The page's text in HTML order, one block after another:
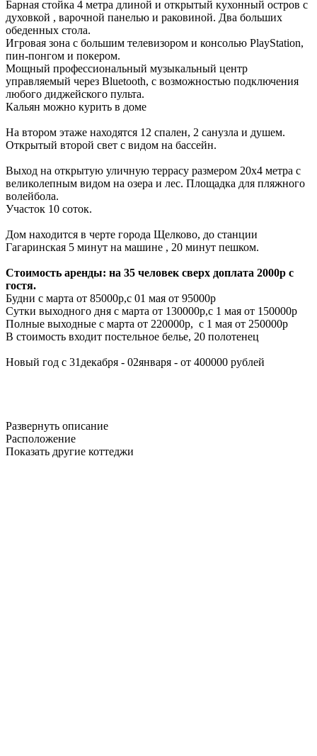
Барная стойка 4 метра длиной и открытый кухонный остров с
духовкой , варочной панелью и раковиной. Два больших
обеденных стола.
Игровая зона с большим телевизором и консолью PlayStation,
пин-понгом и покером.
Мощный профессиональный музыкальный центр
управляемый через Bluetooth, с возможностью подключения
любого диджейского пульта.
Кальян можно курить в доме
На втором этаже находятся 12 спален, 2 санузла и душем.
Открытый второй свет с видом на бассейн.
Выход на открытую уличную террасу размером 20х4 метра с
великолепным видом на озера и лес. Площадка для пляжного
волейбола.
Участок 10 соток.
Дом находится в черте города Щелково, до станции
Гагаринская 5 минут на машине , 20 минут пешком.
Стоимость аренды: на 35 человек сверх доплата 2000р с
гостя.
Будни с марта от 85000р,с 01 мая от 95000р
Сутки выходного дня с марта от 130000р,с 1 мая от 150000р
Полные выходные с марта от 220000р, с 1 мая от 250000р
В стоимость входит постельное белье, 20 полотенец
Новый год с 31декабря - 02января - от 400000 рублей
Развернуть описание
Расположение
Показать другие коттеджи